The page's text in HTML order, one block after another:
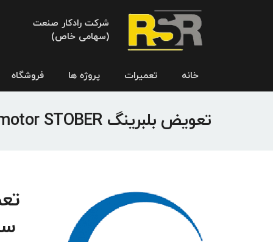
شرکت رادکار صنعت
(سهامی خاص)
خانه تعمیرات پروژه ها فروشگاه
تعویض بلبرینگ Servo motor STOBER